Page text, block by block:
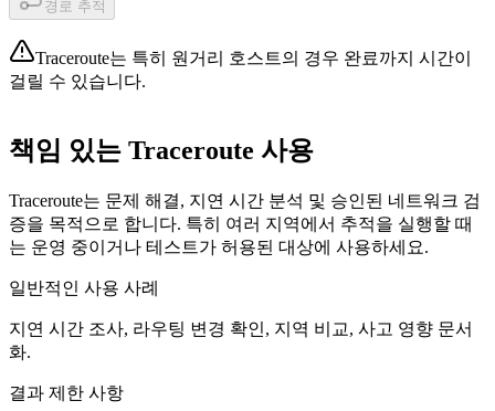
경로 추적
Traceroute는 특히 원거리 호스트의 경우 완료까지 시간이
걸릴 수 있습니다.
책임 있는 Traceroute 사용
Traceroute는 문제 해결, 지연 시간 분석 및 승인된 네트워크 검
증을 목적으로 합니다. 특히 여러 지역에서 추적을 실행할 때
는 운영 중이거나 테스트가 허용된 대상에 사용하세요.
일반적인 사용 사례
지연 시간 조사, 라우팅 변경 확인, 지역 비교, 사고 영향 문서
화.
결과 제한 사항